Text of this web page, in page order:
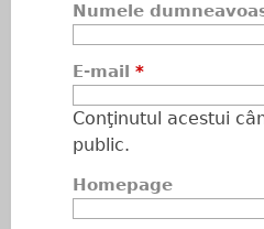
Numele
E-mail *
Conţinutul acestui
public.
Homepage